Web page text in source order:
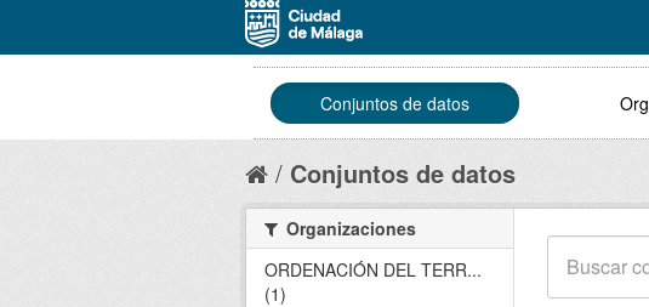
Conjuntos de datos
Conjuntos de datos
Organizaciones
ORDENACIÓN DEL TERR...
(1)